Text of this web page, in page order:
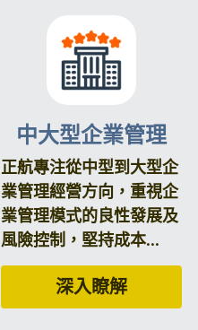
中大型企業管理
正航專注從中型到大型企
業管理經營方向，重視企
業管理模式的良性發展及
風險控制，堅持成本...
深入瞭解